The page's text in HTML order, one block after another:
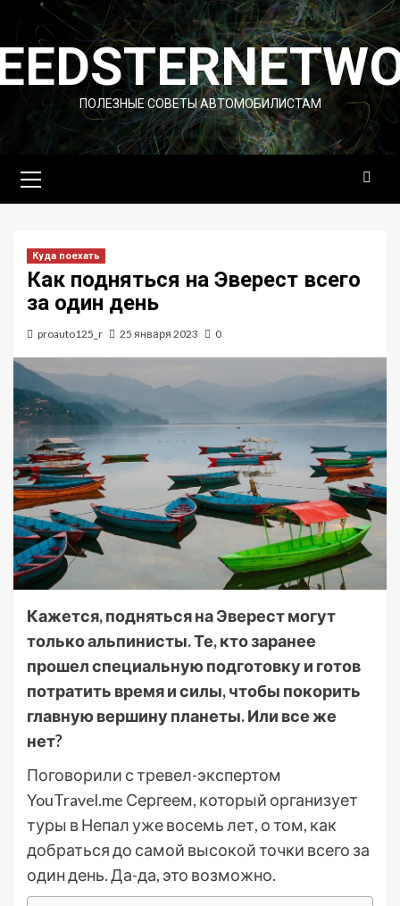
Перейти
содержимому
ПОЛЕЗНЫЕ СОВЕТЫ АВТОМОБИЛИСТАМ
меню
Куда поехать
Как подняться на Эверест всего
за один день
proauto125_r 25 января 2023 0
Кажется, подняться на Эверест могут
только альпинисты. Те, кто заранее
прошел специальную подготовку и готов
потратить время и силы, чтобы покорить
главную вершину планеты. Или все же
нет?
Поговорили с тревел-экспертом
YouTravel.me Сергеем, который организует
туры в Непал уже восемь лет, о том, как
добраться до самой высокой точки всего за
один день. Да-да, это возможно.